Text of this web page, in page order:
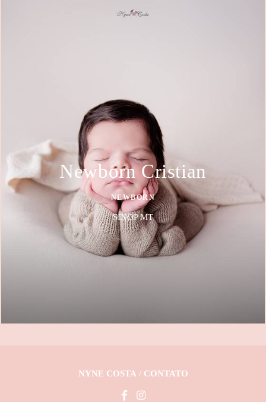
Newborn Cristian
NEWBORN
SINOP MT
NYNE COSTA / CONTATO